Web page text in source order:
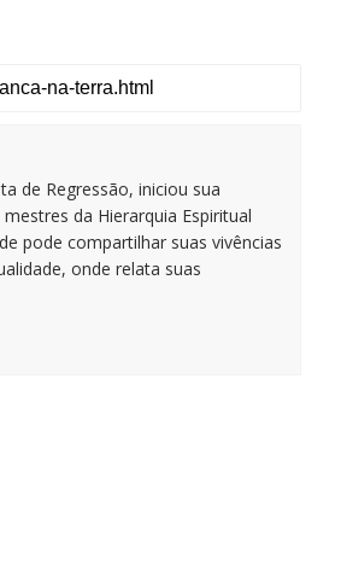
de Regressão, iniciou sua
da Hierarquia Espiritual
pode compartilhar suas vivências
onde relata suas